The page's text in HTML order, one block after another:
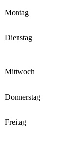
Montag
Dienstag
Mittwoch
Donnerstag
Freitag